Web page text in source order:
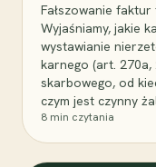
Fałszowanie
Wyjaśniamy, jakie
wystawianie
karnego (art.
skarbowego, od
czym jest czynny
8 min czytania